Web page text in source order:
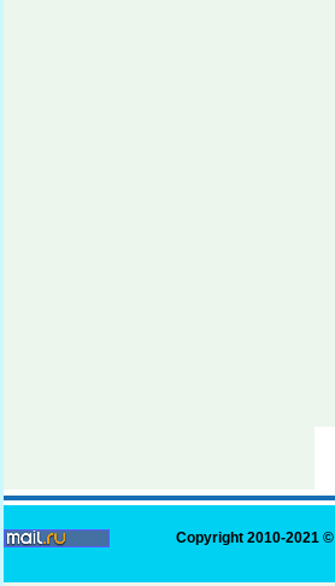
Copyright 2010-2021 ©